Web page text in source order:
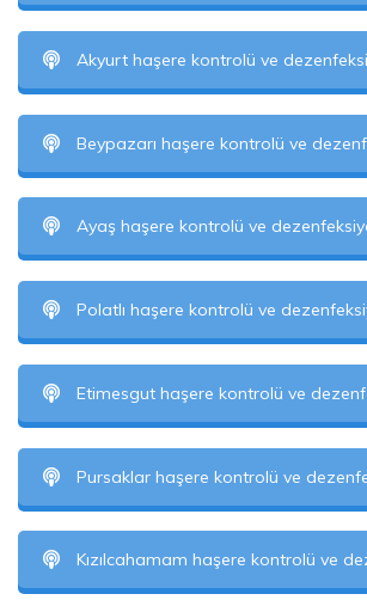
Akyurt haşere kontrolü ve
Beypazarı haşere kontrolü ve
Ayaş haşere kontrolü ve
Polatlı haşere kontrolü ve
Etimesgut haşere kontrolü ve
Pursaklar haşere kontrolü ve
Kızılcahamam haşere kontrolü ve